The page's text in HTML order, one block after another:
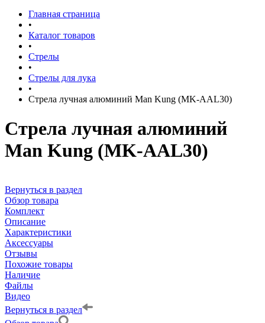
Главная страница
•
Каталог товаров
•
Стрелы
•
Стрелы для лука
•
Стрела лучная алюминий Man Kung (MK-AAL30)
Стрела лучная алюминий
Man Kung (MK-AAL30)
Вернуться в раздел
Обзор товара
Комплект
Описание
Характеристики
Аксессуары
Отзывы
Похожие товары
Наличие
Файлы
Видео
Вернуться в раздел